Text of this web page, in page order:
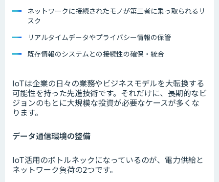
ネットワークに接続されたモノが第三者に乗っ取られるリ
スク
リアルタイムデータやプライバシー情報の保管
既存情報のシステムとの接続性の確保・統合
IoTは企業の日々の業務やビジネスモデルを大転換する
可能性を持った先進技術です。それだけに、長期的なビ
ジョンのもとに大規模な投資が必要なケースが多くな
ります。
データ通信環境の整備
IoT活用のボトルネックになっているのが、電力供給と
ネットワーク負荷の2つです。